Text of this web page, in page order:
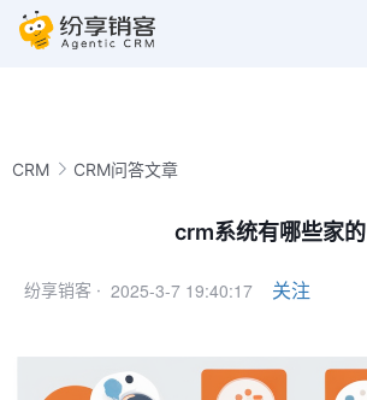
CRM CRM问答文章
crm系统有哪些家的
纷享销客 · 2025-3-7 19:40:17 关注